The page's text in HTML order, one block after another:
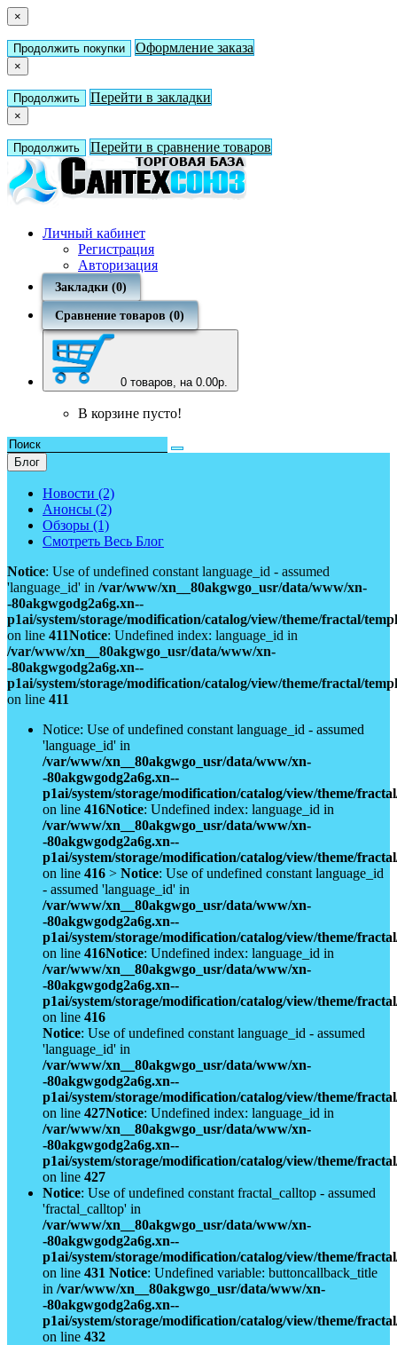
×
Продолжить покупки Оформление заказа
×
Продолжить Перейти в закладки
×
Продолжить Перейти в сравнение товаров
Личный кабинет
Регистрация
Авторизация
Закладки (0)
Сравнение товаров (0)
0 товаров, на 0.00р.
В корзине пусто!
Блог
Новости (2)
Анонсы (2)
Обзоры (1)
Смотреть Весь Блог
Notice: Use of undefined constant language_id - assumed
'language_id' in /var/www/xn__80akgwgo_usr/data/www/xn-
-80akgwgodg2a6g.xn--
p1ai/system/storage/modification/catalog/view/theme/fractal/
on line 411Notice: Undefined index: language_id in
/var/www/xn__80akgwgo_usr/data/www/xn-
-80akgwgodg2a6g.xn--
p1ai/system/storage/modification/catalog/view/theme/fractal/
on line 411
Notice: Use of undefined constant language_id - assumed
'language_id' in
/var/www/xn__80akgwgo_usr/data/www/xn-
-80akgwgodg2a6g.xn--
p1ai/system/storage/modification/catalog/view/theme/
on line 416Notice: Undefined index: language_id in
/var/www/xn__80akgwgo_usr/data/www/xn-
-80akgwgodg2a6g.xn--
p1ai/system/storage/modification/catalog/view/theme/
on line 416 > Notice: Use of undefined constant language_id
- assumed 'language_id' in
/var/www/xn__80akgwgo_usr/data/www/xn-
-80akgwgodg2a6g.xn--
p1ai/system/storage/modification/catalog/view/theme/
on line 416Notice: Undefined index: language_id in
/var/www/xn__80akgwgo_usr/data/www/xn-
-80akgwgodg2a6g.xn--
p1ai/system/storage/modification/catalog/view/theme/
on line 416
Notice: Use of undefined constant language_id - assumed
'language_id' in
/var/www/xn__80akgwgo_usr/data/www/xn-
-80akgwgodg2a6g.xn--
p1ai/system/storage/modification/catalog/view/theme/
on line 427Notice: Undefined index: language_id in
/var/www/xn__80akgwgo_usr/data/www/xn-
-80akgwgodg2a6g.xn--
p1ai/system/storage/modification/catalog/view/theme/
on line 427
Notice: Use of undefined constant fractal_calltop - assumed
'fractal_calltop' in
/var/www/xn__80akgwgo_usr/data/www/xn-
-80akgwgodg2a6g.xn--
p1ai/system/storage/modification/catalog/view/theme/
on line 431 Notice: Undefined variable: buttoncallback_title
in /var/www/xn__80akgwgo_usr/data/www/xn-
-80akgwgodg2a6g.xn--
p1ai/system/storage/modification/catalog/view/theme/
on line 432